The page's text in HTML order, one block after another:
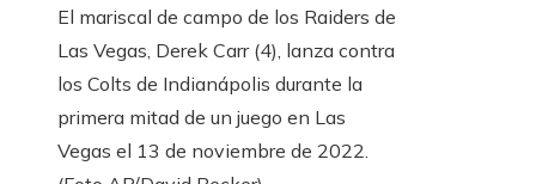
El mariscal de campo de los Raiders de
Las Vegas, Derek Carr (4), lanza contra
los Colts de Indianápolis durante la
primera mitad de un juego en Las
Vegas el 13 de noviembre de 2022.